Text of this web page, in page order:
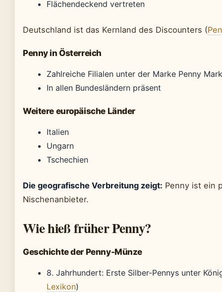
Flächendeckend vertreten
Deutschland ist das Kernland des Discounters (
Penny in Österreich
Zahlreiche Filialen unter der Marke Penny
In allen Bundesländern präsent
Weitere europäische Länder
Italien
Ungarn
Tschechien
Die geografische Verbreitung zeigt: Penny ist ein
Nischenanbieter.
Wie hieß früher Penny?
Geschichte der Penny-Münze
8. Jahrhundert: Erste Silber-Pennys unter
Lexikon)